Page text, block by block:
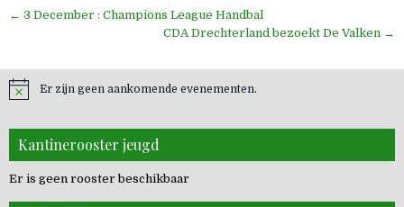
Bericht
← 3 December : Champions League Handbal
CDA Drechterland bezoekt De Valken →
Er zijn geen aankomende evenementen.
Kantinerooster jeugd
Er is geen rooster beschikbaar